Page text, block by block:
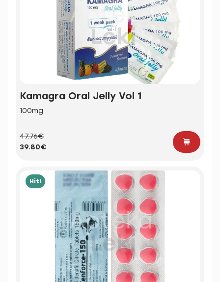
Kamagra Oral Jelly Vol 1
100mg
47.76€
39.80€
Hit!